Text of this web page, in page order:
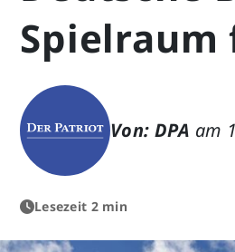
Spielraum
Von: DPA am
Lesezeit 2 min